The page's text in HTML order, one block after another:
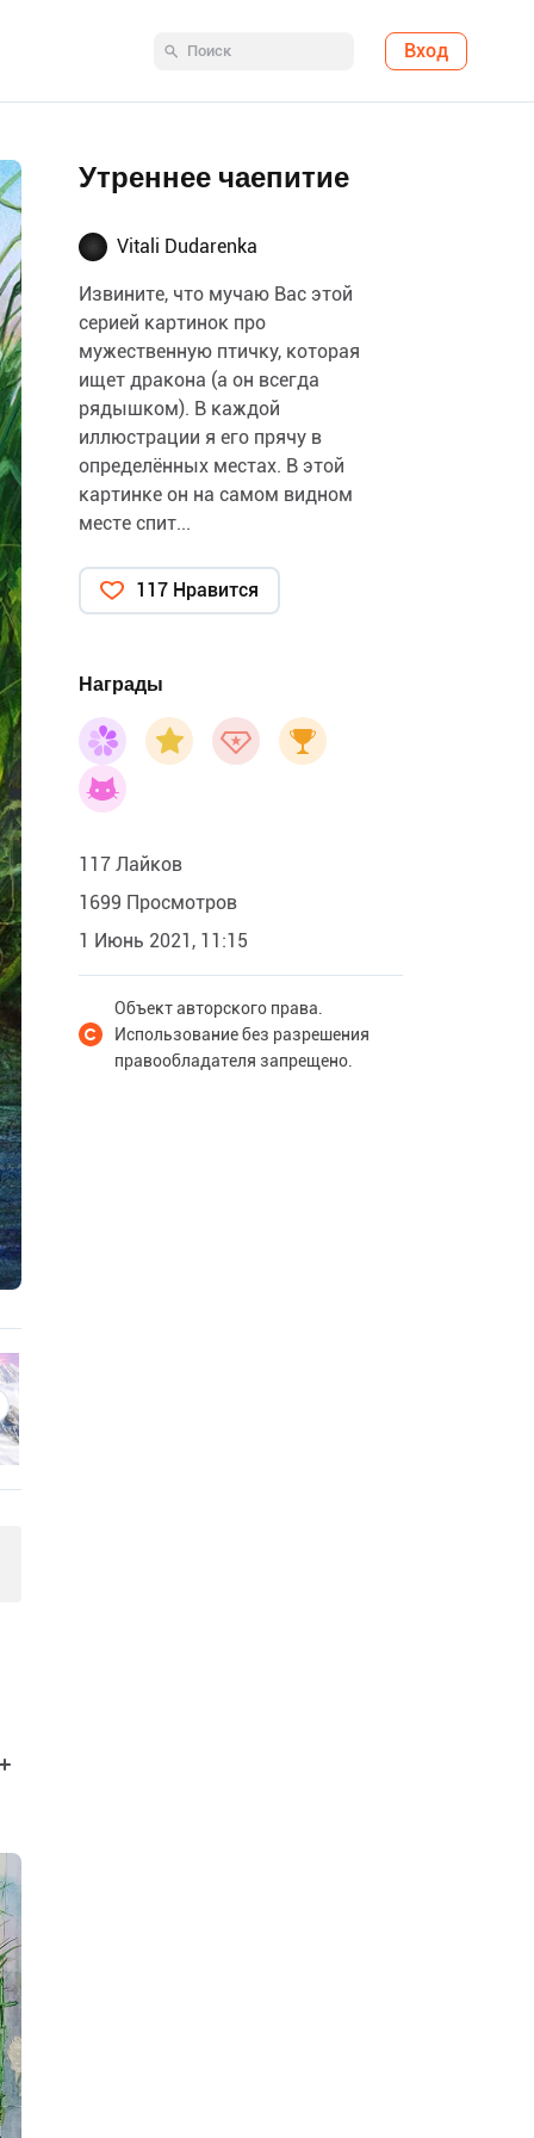
Вход
Утреннее чаепитие
Vitali Dudarenka
Извините, что мучаю Вас этой
серией картинок про
мужественную птичку, которая
ищет дракона (а он всегда
рядышком). В каждой
иллюстрации я его прячу в
определённых местах. В этой
картинке он на самом видном
месте спит...
117 Нравится
Награды
117 Лайков
1699 Просмотров
1 Июнь 2021, 11:15
Объект авторского права.
Использование без разрешения
правообладателя запрещено.